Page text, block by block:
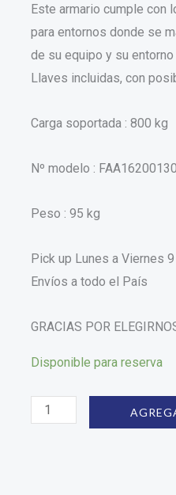
Este armario cumple con
para entornos donde se
de su equipo y su
Llaves incluidas, con
Carga soportada : 800 kg
Nº modelo : FAA16200130
Peso : 95 kg
Pick up Lunes a Viernes
Envíos a todo el País
GRACIAS POR
Disponible para reserva